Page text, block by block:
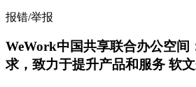
报错/举报
WeWork中国共享联合办公空间
求，致力于提升产品和服务 软